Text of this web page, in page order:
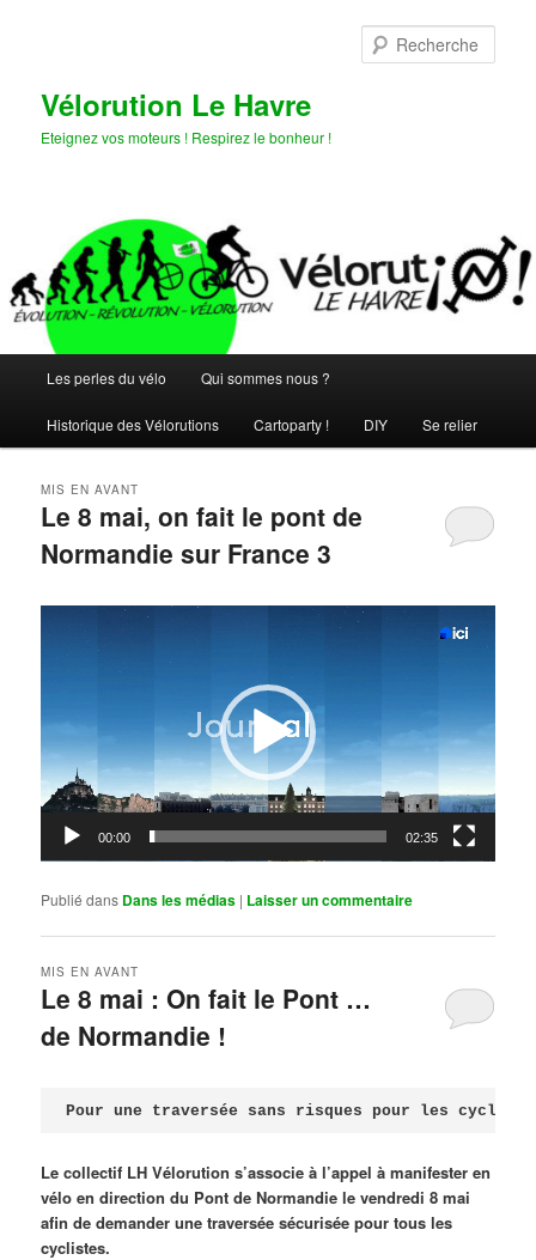
Vélorution Le Havre
Eteignez vos moteurs ! Respirez le bonheur !
principal
Les perles du vélo Qui sommes nous ?
Historique des Vélorutions Cartoparty ! DIY Se relier
Le 8 mai, on fait le pont de
Normandie sur France 3
MIS EN AVANT
00:00 02:35
Publié dans Dans les médias | Laisser un commentaire
Le 8 mai : On fait le Pont …
de Normandie !
MIS EN AVANT
Pour une traversée sans risques pour les
Le collectif LH Vélorution s’associe à l’appel à manifester en
vélo en direction du Pont de Normandie le vendredi 8 mai
afin de demander une traversée sécurisée pour tous les
cyclistes.